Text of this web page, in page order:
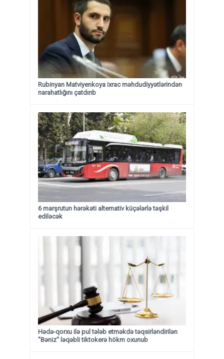
Rubinyan Matviyenkoya ixrac məhdudiyyətlərindən
narahatlığını çatdırıb
6 marşrutun hərəkəti alternativ küçələrlə təşkil
ediləcək
Hədə-qorxu ilə pul tələb etməkdə təqsirləndirilən
"Bəniz" ləqəbli tiktokerə hökm oxunub